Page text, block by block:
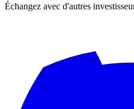
Échangez avec d'autres